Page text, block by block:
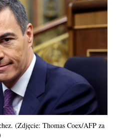
(Zdjęcie: Thomas Coex/AFP za